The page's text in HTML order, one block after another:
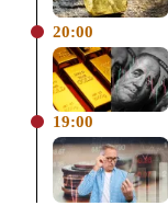
20:00
19:00